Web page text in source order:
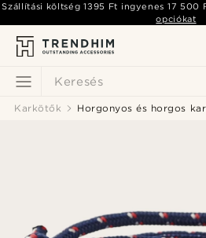
Keresés
Szállítási költség1395 Ft ingyenes 17 500
opciókat
Karkötők Horgonyos és horgos